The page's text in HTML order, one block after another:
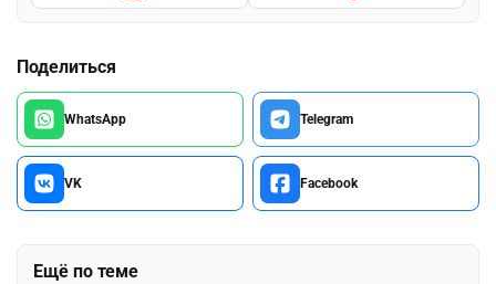
Поделиться
WhatsApp Telegram
VK Facebook
Ещё по теме